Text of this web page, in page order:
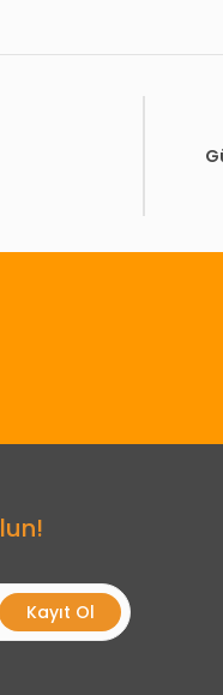
Kayıt Ol